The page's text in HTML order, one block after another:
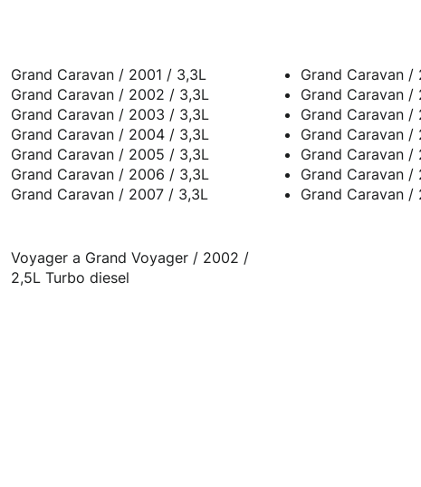
Grand Caravan / 2001 / 3,3L
Grand Caravan / 2002 / 3,3L
Grand Caravan / 2003 / 3,3L
Grand Caravan / 2004 / 3,3L
Grand Caravan / 2005 / 3,3L
Grand Caravan / 2006 / 3,3L
Grand Caravan / 2007 / 3,3L
Grand Caravan /
Grand Caravan /
Grand Caravan /
Grand Caravan /
Grand Caravan /
Grand Caravan /
Grand Caravan /
Voyager a Grand Voyager / 2002 /
2,5L Turbo diesel